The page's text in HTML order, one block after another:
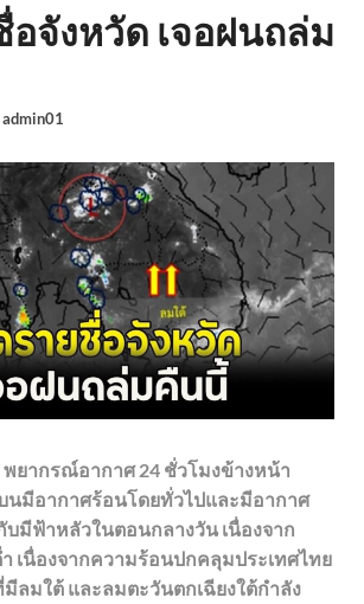
อจังหวัด เจอฝนถล่ม
admin01
พยากรณ์อากาศ 24 ชั่วโมงข้างหน้า
นมีอากาศร้อนโดยทั่วไปและมีอากาศ
มีฟ้าหลัวในตอนกลางวัน เนื่องจาก
เนื่องจากความร้อนปกคลุมประเทศไทย
ลมใต้ และลมตะวันตกเฉียงใต้กำลัง